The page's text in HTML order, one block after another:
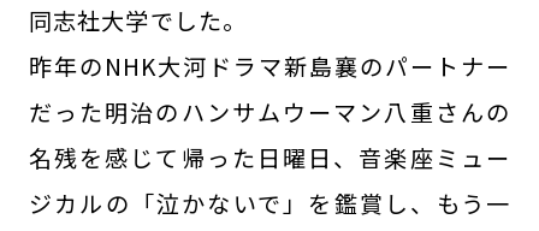
同志社大学でした。
昨年のNHK大河ドラマ新島襄のパートナー
だった明治のハンサムウーマン八重さんの
名残を感じて帰った日曜日、音楽座ミュー
ジカルの「泣かないで」を鑑賞し、もう一